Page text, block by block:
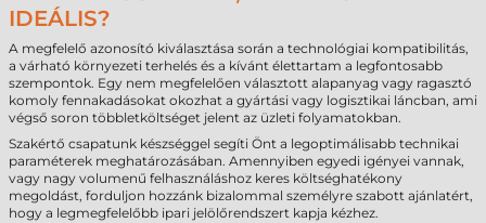
IDEÁLIS?
A megfelelő azonosító kiválasztása során a technológiai kompatibilitás,
a várható környezeti terhelés és a kívánt élettartam a legfontosabb
szempontok. Egy nem megfelelően választott alapanyag vagy ragasztó
komoly fennakadásokat okozhat a gyártási vagy logisztikai láncban, ami
végső soron többletköltséget jelent az üzleti folyamatokban.
Szakértő csapatunk készséggel segíti Önt a legoptimálisabb technikai
paraméterek meghatározásában. Amennyiben egyedi igényei vannak,
vagy nagy volumenű felhasználáshoz keres költséghatékony
megoldást, forduljon hozzánk bizalommal személyre szabott ajánlatért,
hogy a legmegfelelőbb ipari jelölőrendszert kapja kézhez.